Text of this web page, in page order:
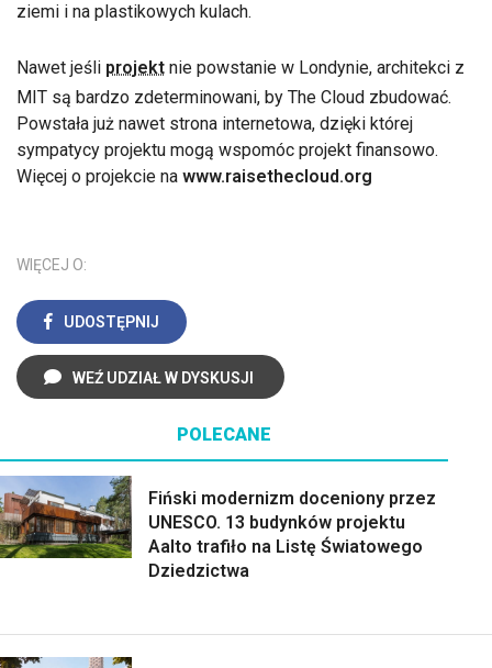
ziemi i na plastikowych kulach.
Nawet jeśli projekt nie powstanie w Londynie, architekci z
MIT są bardzo zdeterminowani, by The Cloud zbudować.
Powstała już nawet strona internetowa, dzięki której
sympatycy projektu mogą wspomóc projekt finansowo.
Więcej o projekcie na www.raisethecloud.org
WIĘCEJ O:
UDOSTĘPNIJ
WEŹ UDZIAŁ W DYSKUSJI
POLECANE
Fiński modernizm doceniony przez
UNESCO. 13 budynków projektu
Aalto trafiło na Listę Światowego
Dziedzictwa